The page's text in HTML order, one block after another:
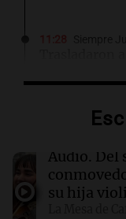
dirija delitos"
Facundo
unirse a un
Audio. Del
su hija